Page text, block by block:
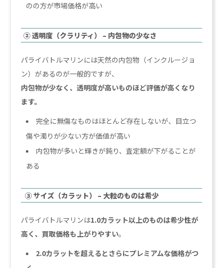
のの方が市場価格が高い
② 透明度（クラリティ） – 内包物の少なさ
パライバトルマリンには天然の内包物（インクルージョ
ン）があるのが一般的ですが、
内包物が少なく、透明度が高いものほど評価が高くなり
ます。
完全に無傷なものはほとんど存在しないが、目立つ
傷や濁りが少ない方が価値が高い
内包物が多いと輝きが鈍り、査定額が下がることが
ある
③ サイズ（カラット） – 大粒のものは希少
パライバトルマリンは1.0カラット以上のものは希少性が
高く、買取価格も上がりやすい。
2.0カラットを超えるとさらにプレミアムな価格がつ